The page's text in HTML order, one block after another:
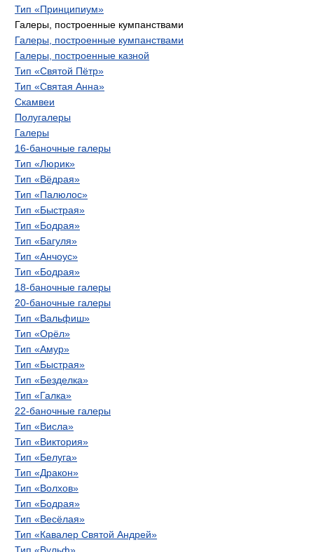
Тип «Принципиум»
Галеры, построенные кумпанствами
Галеры, построенные кумпанствами
Галеры, построенные казной
Тип «Святой Пётр»
Тип «Святая Анна»
Скамвеи
Полугалеры
Галеры
16-баночные галеры
Тип «Люрик»
Тип «Вёдрая»
Тип «Палюлос»
Тип «Быстрая»
Тип «Бодрая»
Тип «Багуля»
Тип «Анчоус»
Тип «Бодрая»
18-баночные галеры
20-баночные галеры
Тип «Вальфиш»
Тип «Орёл»
Тип «Амур»
Тип «Быстрая»
Тип «Безделка»
Тип «Галка»
22-баночные галеры
Тип «Висла»
Тип «Виктория»
Тип «Белуга»
Тип «Дракон»
Тип «Волхов»
Тип «Бодрая»
Тип «Весёлая»
Тип «Кавалер Святой Андрей»